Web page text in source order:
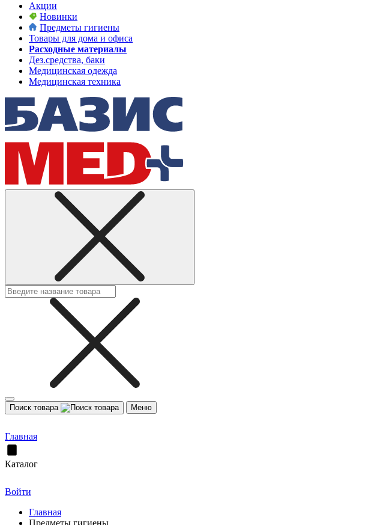
Акции
Новинки
Предметы гигиены
Товары для дома и офиса
Расходные материалы
Дез.средства, баки
Медицинская одежда
Медицинская техника
Поиск товара Меню
Главная
Каталог
Войти
Главная
Предметы гигиены